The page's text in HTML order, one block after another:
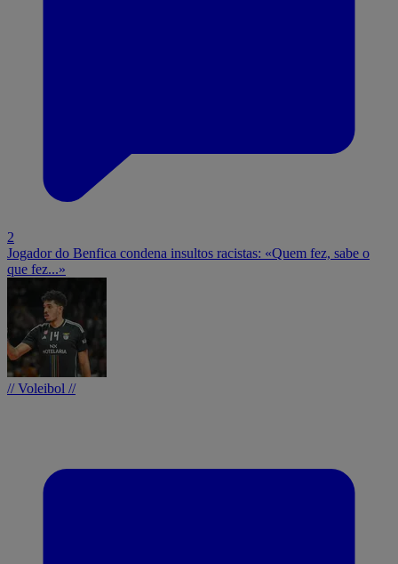
2
Jogador do Benfica condena insultos racistas: «Quem fez, sabe o
que fez...»
// Voleibol //